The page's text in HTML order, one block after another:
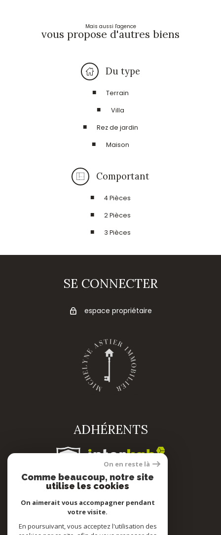
Mais aussi l'agence
vous propose d'autres biens
Du type
Terrain
Villa
Rez de jardin
Maison
Comportant
4 Pièces
2 Pièces
3 Pièces
SE CONNECTER
espace propriétaire
ADHÉRENTS
© 2022
Tous droits réservés
On en reste là
Comme beaucoup, notre site
utilise les cookies
On aimerait vous accompagner pendant
votre visite.
En poursuivant, vous acceptez l'utilisation des